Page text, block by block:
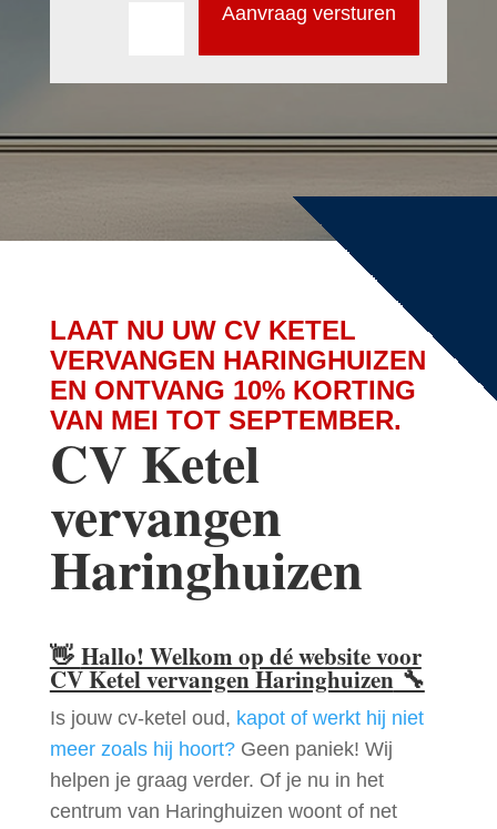
Aanvraag versturen
LAAT NU UW CV KETEL
VERVANGEN HARINGHUIZEN
EN ONTVANG 10% KORTING
VAN MEI TOT SEPTEMBER.
CV Ketel
vervangen
Haringhuizen
👋 Hallo! Welkom op dé website voor
CV Ketel vervangen Haringhuizen🔧
Is jouw cv-ketel oud, kapot of werkt hij niet
meer zoals hij hoort?Geen paniek! Wij
helpen je graag verder. Of je nu in het
centrum van Haringhuizen woont of net